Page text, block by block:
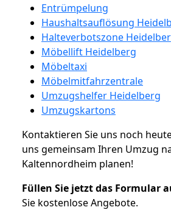
Entrümpelung
Haushaltsauflösung
Halteverbotszone
Möbellift Heidelberg
Möbeltaxi
Möbelmitfahrzentrale
Umzugshelfer Heidelberg
Umzugskartons
Kontaktieren Sie uns noch
uns gemeinsam Ihren Umzug
Kaltennordheim planen!
Füllen Sie jetzt das Formular
Sie kostenlose Angebote.